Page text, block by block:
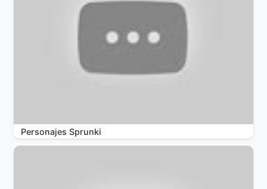
Personajes Sprunki